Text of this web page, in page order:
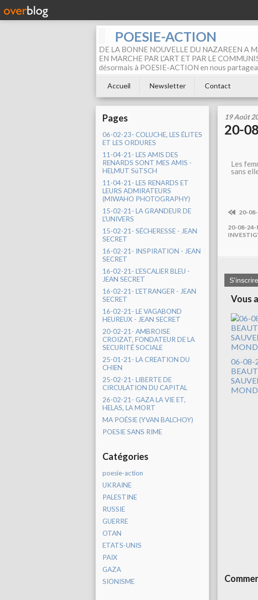
POESIE-ACTION
DE LA BONNE NOUVELLE DU NAZAREEN A
EN MARCHE PAR L'ART ET PAR LE
désormais à POESIE-ACTION en nous
Accueil Newsletter Contact
Pages
06-02-23- COLUCHE, LES ÉLITES
ET LES ORDURES
11-04-21- LES AMIS DES
RENARDS SONT MES AMIS -
HELMUT SüTSCH
11-04-21- LES RENARDS ET
LEURS ADMIRATEURS
(MIWAHO PHOTOGRAPHY)
15-02-21- LA GRANDEUR DE
L'UNIVERS
15-02-21- SÉCHERESSE - JEAN
SECRET
16-02-21- INSPIRATION - JEAN
SECRET
16-02-21- L'ESCALIER BLEU -
JEAN SECRET
16-02-21- L'ETRANGER - JEAN
SECRET
16-02-21- LE VAGABOND
HEUREUX - JEAN SECRET
20-02-21- AMBROISE
CROIZAT, FONDATEUR DE LA
SECURITÉ SOCIALE
25-01-21- LA CREATION DU
CHIEN
25-02-21- LIBERTE DE
CIRCULATION DU CAPITAL
26-02-21- GAZA LA VIE ET,
HELAS, LA MORT
MA POÉSIE (YVAN BALCHOY)
POESIE SANS RIME
Catégories
poesie-action
UKRAINE
PALESTINE
RUSSIE
GUERRE
OTAN
ETATS-UNIS
PAIX
GAZA
SIONISME
19 Août
20-
Les
sans
20-08-
20-08-24-
Vous
06-08-